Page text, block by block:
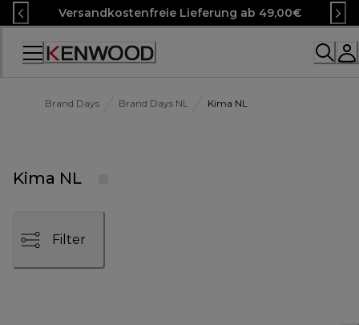
Skip
to
Content
Versandkostenfreie Lieferung ab 49,00€
Accessibility
Brand Days Brand Days NL Kima NL
Kima NL
Filter